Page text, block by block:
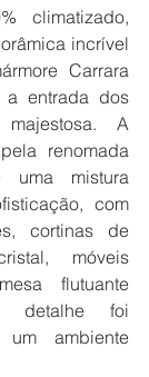
climatizado,
incrível
Carrara
a entrada dos
A
renomada
uma mistura
com
cortinas de
móveis
flutuante
detalhe foi
ambiente